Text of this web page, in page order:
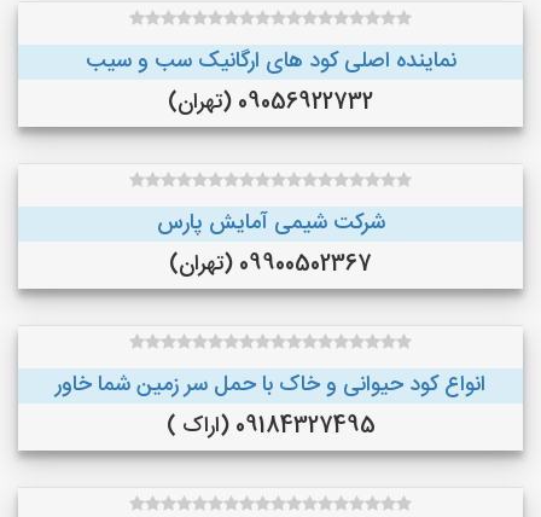
نماینده اصلی کود های ارگانیک سب و سیب
09056922732 (تهران)
شرکت شیمی آمایش پارس
09900502367 (تهران)
انواع کود حیوانی و خاک با حمل سر زمین شما خاور
09184327495 (اراک )